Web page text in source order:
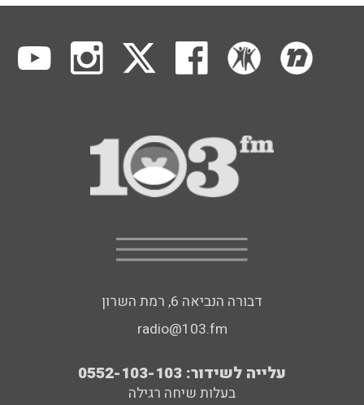
דבורה הנביאה 6, רמת השרון
radio@103.fm
עלייה לשידור: 0552-103-103
בעלות שיחה רגילה